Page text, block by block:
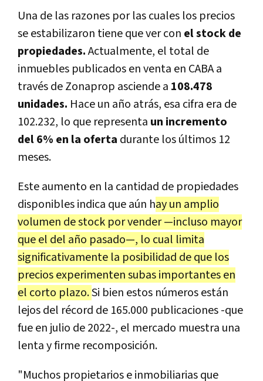
Una de las razones por las cuales los precios
se estabilizaron tiene que ver con el stock de
propiedades.Actualmente, el total de
inmuebles publicados en venta en CABA a
través de Zonaprop asciende a 108.478
unidades. Hace un año atrás, esa cifra era de
102.232, lo que representa un incremento
del 6% en la oferta durante los últimos 12
meses.
Este aumento en la cantidad de propiedades
disponibles indica que aún hay un amplio
volumen de stock por vender —incluso mayor
que el del año pasado—, lo cual limita
significativamente la posibilidad de que los
precios experimenten subas importantes en
el corto plazo.Si bien estos números están
lejos del récord de 165.000 publicaciones -que
fue en julio de 2022-, el mercado muestra una
lenta y firme recomposición.
"Muchos propietarios e inmobiliarias que